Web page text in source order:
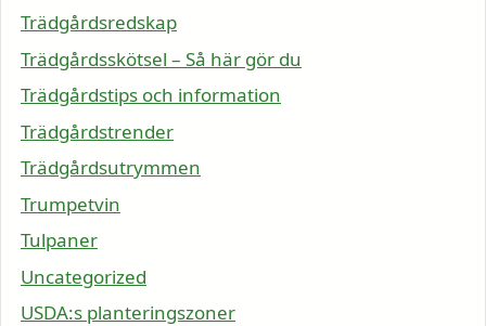
Trädgårdsredskap
Trädgårdsskötsel – Så här gör du
Trädgårdstips och information
Trädgårdstrender
Trädgårdsutrymmen
Trumpetvin
Tulpaner
Uncategorized
USDA:s planteringszoner